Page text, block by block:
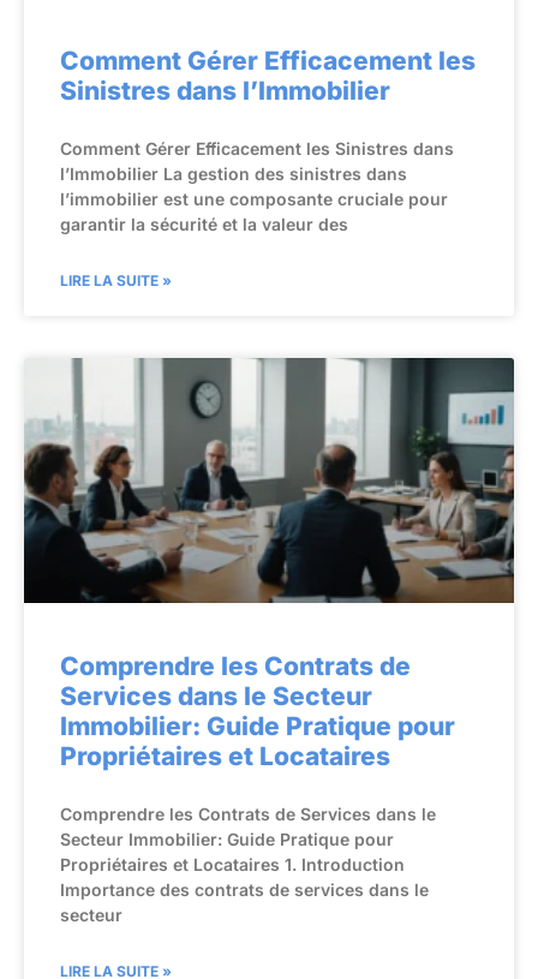
Comment Gérer Efficacement les
Sinistres dans l’Immobilier
Comment Gérer Efficacement les Sinistres dans
l’Immobilier La gestion des sinistres dans
l’immobilier est une composante cruciale pour
garantir la sécurité et la valeur des
LIRE LA SUITE »
Comprendre les Contrats de
Services dans le Secteur
Immobilier: Guide Pratique pour
Propriétaires et Locataires
Comprendre les Contrats de Services dans le
Secteur Immobilier: Guide Pratique pour
Propriétaires et Locataires 1. Introduction
Importance des contrats de services dans le
secteur
LIRE LA SUITE »